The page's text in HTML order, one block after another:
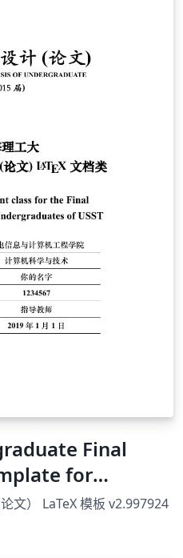
Final
for
for Science
文） LaTeX 模板 v2.997924
usstthesis Gitee 项目地